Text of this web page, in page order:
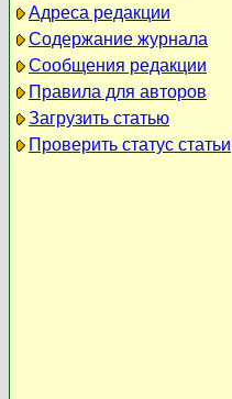
Адреса редакции
Содержание журнала
Сообщения редакции
Правила для авторов
Загрузить статью
Проверить статус статьи